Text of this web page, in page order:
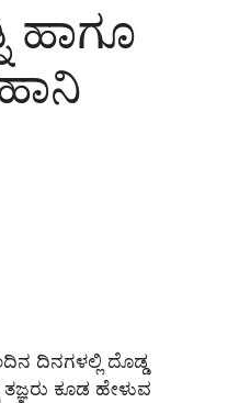
ಹಾಗೂ
ದಿನಗಳಲ್ಲಿ ದೊಡ್ಡ
ಕೂಡ ಹೇಳುವ